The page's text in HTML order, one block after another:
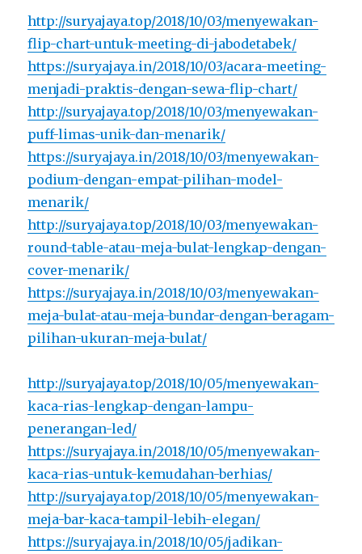
http://suryajaya.top/2018/10/03/menyewakan-
flip-chart-untuk-meeting-di-jabodetabek/
https://suryajaya.in/2018/10/03/acara-meeting-
menjadi-praktis-dengan-sewa-flip-chart/
http://suryajaya.top/2018/10/03/menyewakan-
puff-limas-unik-dan-menarik/
https://suryajaya.in/2018/10/03/menyewakan-
podium-dengan-empat-pilihan-model-
menarik/
http://suryajaya.top/2018/10/03/menyewakan-
round-table-atau-meja-bulat-lengkap-dengan-
cover-menarik/
https://suryajaya.in/2018/10/03/menyewakan-
meja-bulat-atau-meja-bundar-dengan-beragam-
pilihan-ukuran-meja-bulat/
http://suryajaya.top/2018/10/05/menyewakan-
kaca-rias-lengkap-dengan-lampu-
penerangan-led/
https://suryajaya.in/2018/10/05/menyewakan-
kaca-rias-untuk-kemudahan-berhias/
http://suryajaya.top/2018/10/05/menyewakan-
meja-bar-kaca-tampil-lebih-elegan/
https://suryajaya.in/2018/10/05/jadikan-